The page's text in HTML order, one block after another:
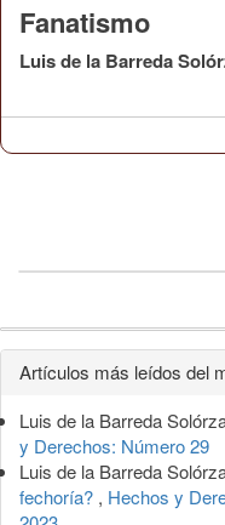
Fanatismo
Luis de la Barreda
Detalles
del
artículo
Artículos más leídos del
Luis de la Barreda
y Derechos: Número 29
Luis de la Barreda
fechoría? , Hechos y